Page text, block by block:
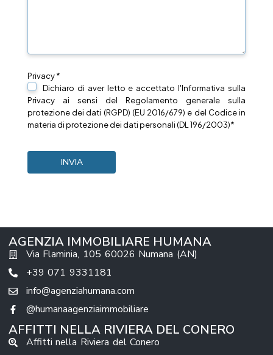
Privacy *
Dichiaro di aver letto e accettato l'Informativa sulla
Privacy ai sensi del Regolamento generale sulla
protezione dei dati (RGPD) (EU 2016/679) e del Codice in
materia di protezione dei dati personali (DL 196/2003)*
AGENZIA IMMOBILIARE HUMANA
Via Flaminia, 105 60026 Numana (AN)
+39 071 9331181
info@agenziahumana.com
@humanaagenziaimmobiliare
AFFITTI NELLA RIVIERA DEL CONERO
Affitti nella Riviera del Conero